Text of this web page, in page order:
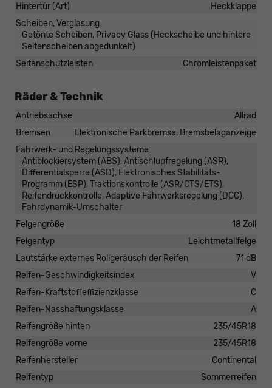
Hintertür (Art)
Heckklappe
Scheiben, Verglasung
Getönte Scheiben, Privacy Glass (Heckscheibe und hintere
Seitenscheiben abgedunkelt)
Seitenschutzleisten
Chromleistenpaket
Räder & Technik
Antriebsachse
Allrad
Bremsen
Elektronische Parkbremse, Bremsbelaganzeige
Fahrwerk- und Regelungssysteme
Antiblockiersystem (ABS), Antischlupfregelung (ASR),
Differentialsperre (ASD), Elektronisches Stabilitäts-
Programm (ESP), Traktionskontrolle (ASR/CTS/ETS),
Reifendruckkontrolle, Adaptive Fahrwerksregelung (DCC),
Fahrdynamik-Umschalter
Felgengröße
18 Zoll
Felgentyp
Leichtmetallfelge
Lautstärke externes Rollgeräusch der Reifen
71 dB
Reifen-Geschwindigkeitsindex
V
Reifen-Kraftstoffeffizienzklasse
C
Reifen-Nasshaftungsklasse
A
Reifengröße hinten
235/45R18
Reifengröße vorne
235/45R18
Reifenhersteller
Continental
Reifentyp
Sommerreifen